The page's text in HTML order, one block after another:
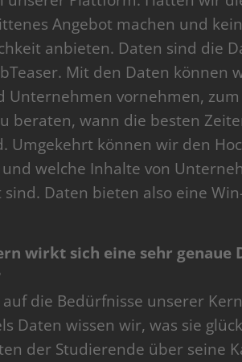
Angebot machen und
anbieten. Daten sind die
Mit den Daten können
Unternehmen vornehmen,
beraten, wann die besten
Umgekehrt können wir den
und welche Inhalte von
Daten bieten also eine
wirkt sich eine sehr
die Bedürfnisse unserer
Daten wissen wir, was sie
der Studierende über seine